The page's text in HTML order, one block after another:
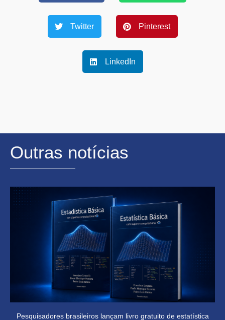
Twitter Pinterest
LinkedIn
Outras notícias
Pesquisadores brasileiros lançam livro gratuito de estatística